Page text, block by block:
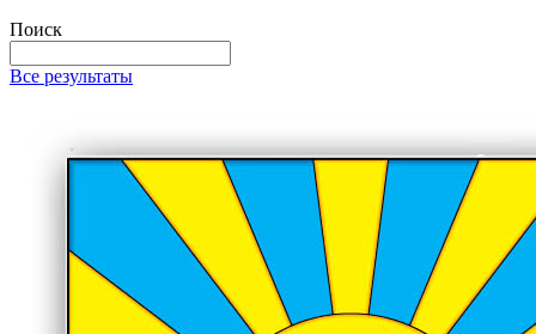
Поиск
Все результаты